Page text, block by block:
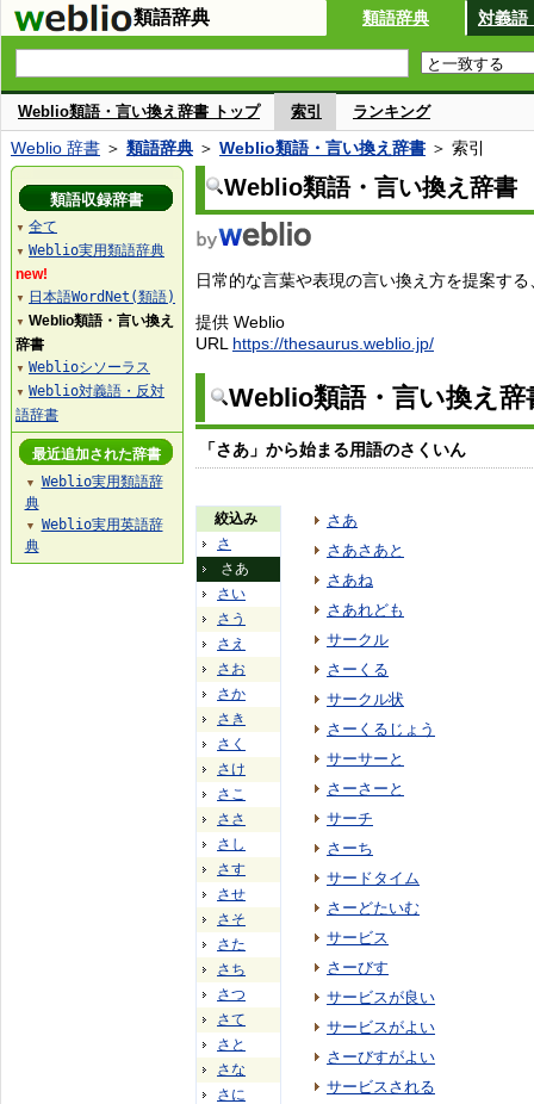
類語辞典 類語辞典 対義語
Weblio類語・言い換え辞書 トップ 索引 ランキング
Weblio 辞書 ＞ 類語辞典 ＞ Weblio類語・言い換え辞書 ＞ 索引
Weblio類語・言い換え辞書
日常的な言葉や表現の言い換え方を提案す
提供 Weblio
URL https://thesaurus.weblio.jp/
Weblio類語・言い換え
「さあ」から始まる用語のさくいん
絞込み
さ
さあ
さい
さう
さえ
さお
さか
さき
さく
さけ
さこ
ささ
さし
さす
させ
さそ
さた
さち
さつ
さて
さと
さな
さに
さあ
さあさあと
さあね
さあれども
サークル
さーくる
サークル状
さーくるじょう
サーサーと
さーさーと
サーチ
さーち
サードタイム
さーどたいむ
サービス
さーびす
サービスが良い
サービスがよい
さーびすがよい
サービスされる
類語収録辞書
▼ 全て
▼ Weblio実用類語辞典
new!
▼ 日本語WordNet(類語)
▼ Weblio類語・言い換え
辞書
▼ Weblioシソーラス
▼ Weblio対義語・反対
語辞書
最近追加された辞書
▼
Weblio実用類語辞
典
▼
Weblio実用英語辞
典